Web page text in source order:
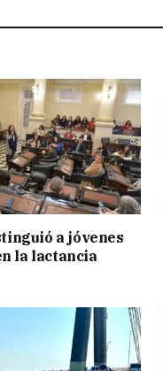
a jóvenes
la lactancia